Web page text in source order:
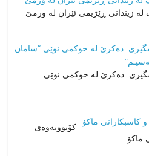
لە زیندانی ڕێژیمی ئێران لە ورمێ
دەکرێ لە حوکمی نوێی
کۆبوونەوەی
ماکۆ